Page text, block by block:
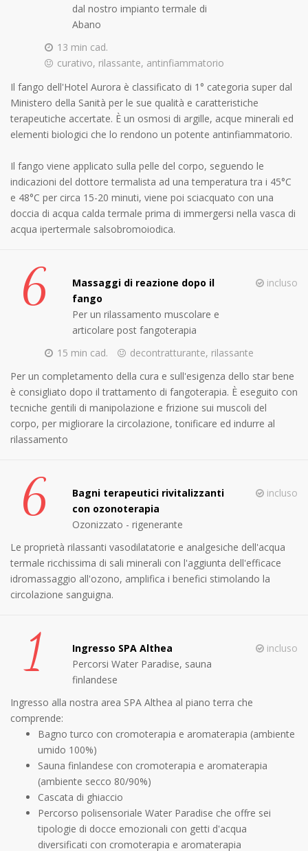
dal nostro impianto termale di
Abano
13 min cad.
curativo, rilassante, antinfiammatorio
Il fango dell'Hotel Aurora è classificato di 1° categoria super dal
Ministero della Sanità per le sue qualità e caratteristiche
terapeutiche accertate. È un osmosi di argille, acque minerali ed
elementi biologici che lo rendono un potente antinfiammatorio.
Il fango viene applicato sulla pelle del corpo, seguendo le
indicazioni del dottore termalista ad una temperatura tra i 45°C
e 48°C per circa 15-20 minuti, viene poi sciacquato con una
doccia di acqua calda termale prima di immergersi nella vasca di
acqua ipertermale salsobromoiodica.
6
Massaggi di reazione dopo il
fango
Per un rilassamento muscolare e
articolare post fangoterapia
incluso
15 min cad.
decontratturante, rilassante
Per un completamento della cura e sull'esigenza dello star bene
è consigliato dopo il trattamento di fangoterapia. È eseguito con
tecniche gentili di manipolazione e frizione sui muscoli del
corpo, per migliorare la circolazione, tonificare ed indurre al
rilassamento
6
Bagni terapeutici rivitalizzanti
con ozonoterapia
Ozonizzato - rigenerante
incluso
Le proprietà rilassanti vasodilatatorie e analgesiche dell'acqua
termale ricchissima di sali minerali con l'aggiunta dell'efficace
idromassaggio all'ozono, amplifica i benefici stimolando la
circolazione sanguigna.
1
Ingresso SPA Althea
Percorsi Water Paradise, sauna
finlandese
incluso
Ingresso alla nostra area SPA Althea al piano terra che
comprende:
Bagno turco con cromoterapia e aromaterapia (ambiente
umido 100%)
Sauna finlandese con cromoterapia e aromaterapia
(ambiente secco 80/90%)
Cascata di ghiaccio
Percorso polisensoriale Water Paradise che offre sei
tipologie di docce emozionali con getti d'acqua
diversificati con cromoterapia e aromaterapia